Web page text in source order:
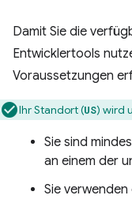
Damit Sie die
Entwicklertools
Voraussetzungen
Ihr Standort (US) wird
Sie sind
an einem der
Sie